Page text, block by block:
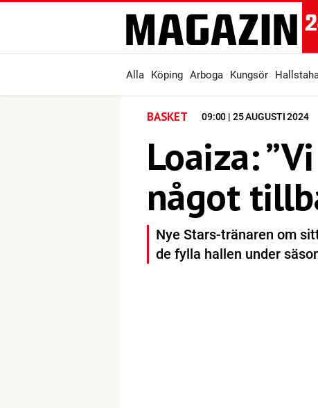
Alla Köping Arboga Kungsör
BASKET 09:00 | 25 AUGUSTI 2024
Loaiza:
något
Nye Stars-tränaren om
de fylla hallen under